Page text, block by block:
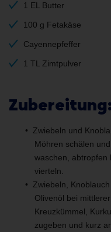
1 EL Butter
100 g Fetakäse
Cayennepfeffer
1 TL Zimtpulver
Zubereitung:
Zwiebeln und
Möhren schälen
waschen, abtropfen
vierteln.
Zwiebeln,
Olivenöl bei
Kreuzkümmel,
zugeben und kurz